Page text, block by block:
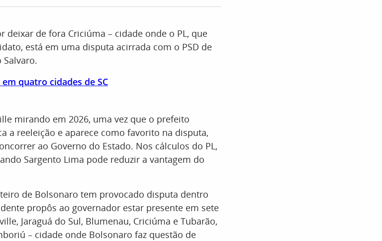
deixar de fora Criciúma – cidade onde o PL, que
está em uma disputa acirrada com o PSD de
Salvaro.
quatro cidades de SC
mirando em 2026, uma vez que o prefeito
a reeleição e aparece como favorito na disputa,
ao Governo do Estado. Nos cálculos do PL,
Sargento Lima pode reduzir a vantagem do
de Bolsonaro tem provocado disputa dentro
propôs ao governador estar presente em sete
Jaraguá do Sul, Blumenau, Criciúma e Tubarão,
– cidade onde Bolsonaro faz questão de